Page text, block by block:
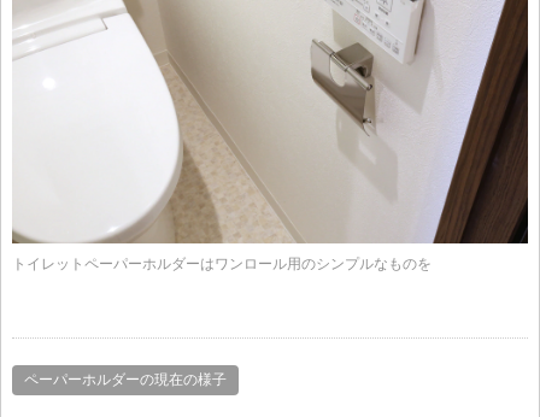
トイレットペーパーホルダーはワンロール用のシンプルなものを
ペーパーホルダーの現在の様子